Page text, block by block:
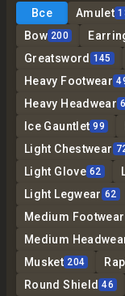
Все Amulet
Bow 200
Greatsword 145
Heavy Footwear
Heavy Headwear
Ice Gauntlet 99
Light Chestwear
Light Glove 62
Light Legwear 62
Medium Footwear
Medium
Musket 204
Round Shield 46